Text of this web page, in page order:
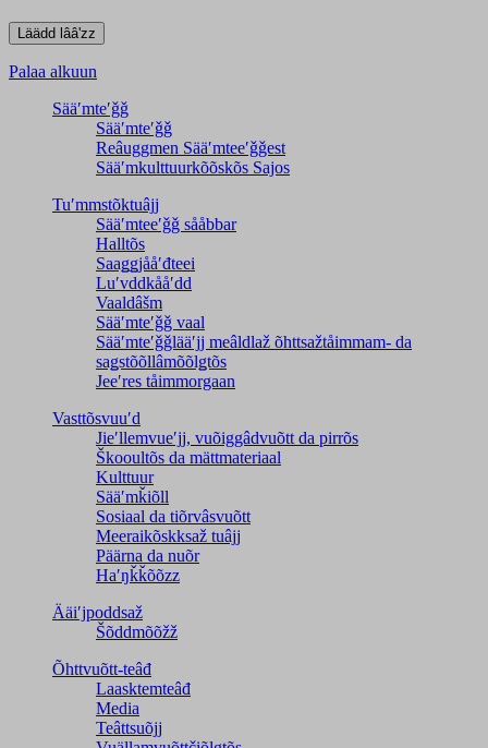
Palaa alkuun
Sääʹmteʹǧǧ
Sääʹmteʹǧǧ
Reâuggmen Sääʹmteeʹǧǧest
Sääʹmkulttuurkõõskõs Sajos
Tuʹmmstõktuâjj
Sääʹmteeʹǧǧ sååbbar
Halltõs
Saaǥǥjååʹđteei
Luʹvddkååʹdd
Vaaldâšm
Sääʹmteʹǧǧ vaal
Sääʹmteʹǧǧlääʹjj meâldlaž õhttsažtåimmam- da
saǥstõõllâmõõlǥtõs
Jeeʹres tåimmorgaan
Vasttõsvuuʹd
Jieʹllemvueʹjj, vuõiggâdvuõtt da pirrõs
Škooultõs da mättmateriaal
Kulttuur
Sääʹmǩiõll
Sosiaal da tiõrvâsvuõtt
Meeraikõskksaž tuâjj
Päärna da nuõr
Haʹŋǩǩõõzz
Ääiʹjpoddsaž
Šõddmõõžž
Õhttvuõtt-teâđ
Laasktemteâđ
Media
Teâttsuõjj